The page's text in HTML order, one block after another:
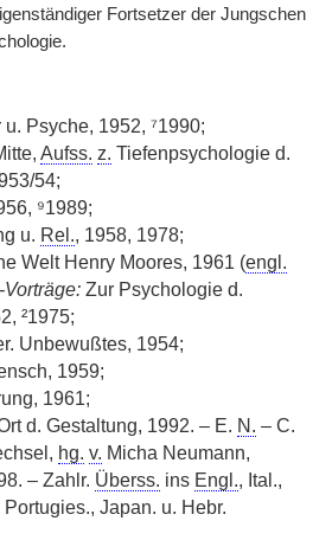
Fortsetzer der Jungschen
Psyche, 1952, ⁷1990;
Aufss. z. Tiefenpsychologie d.
54;
⁹1989;
u. Rel., 1958, 1978;
Welt Henry Moores, 1961 (engl.
Zur Psychologie d.
²1975;
Unbewußtes, 1954;
1959;
1961;
d. Gestaltung, 1992. – E. N. – C.
hg. v. Micha Neumann,
– Zahlr. Überss. ins Engl., Ital.,
Portugies., Japan. u. Hebr.